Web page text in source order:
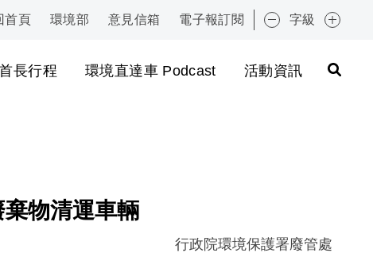
首頁 環境部 意見信箱 電子報訂閱 字級
長行程 環境直達車 Podcast 活動資訊
:::
物清運車輛
行政院環境保護署廢管處